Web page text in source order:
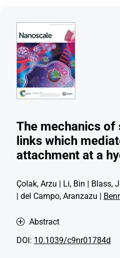
The mechanics of
links which
attachment at a
Çolak, Arzu | Li, Bin | Blass,
| del Campo, Aranzazu |
Abstract
DOI: 10.1039/c9nr01784d